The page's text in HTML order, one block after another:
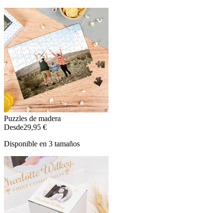
Puzzles de madera
Desde29,95 €
Disponible en 3 tamaños